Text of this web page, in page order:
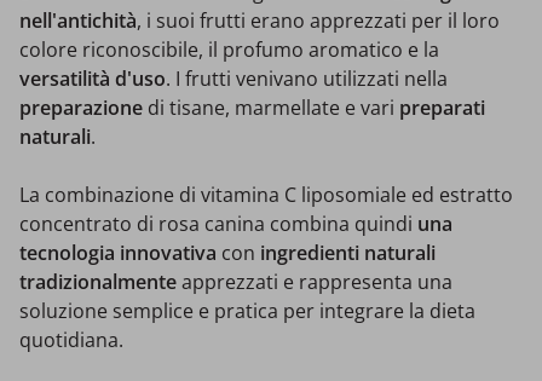
nell'antichità, i suoi frutti erano apprezzati per il loro
colore riconoscibile, il profumo aromatico e la
versatilità d'uso. I frutti venivano utilizzati nella
preparazione di tisane, marmellate e vari preparati
naturali.
La combinazione di vitamina C liposomiale ed estratto
concentrato di rosa canina combina quindi una
tecnologia innovativa con ingredienti naturali
tradizionalmenteapprezzati e rappresenta una
soluzione semplice e pratica per integrare la dieta
quotidiana.